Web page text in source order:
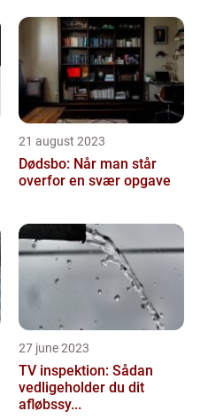
21 august 2023
Dødsbo: Når man står
overfor en svær opgave
27 june 2023
TV inspektion: Sådan
vedligeholder du dit
afløbssy...